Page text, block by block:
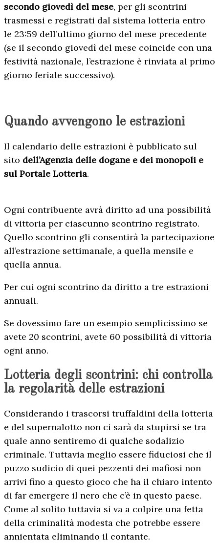
secondo giovedì del mese, per gli scontrini
trasmessi e registrati dal sistema lotteria entro
le 23:59 dell’ultimo giorno del mese precedente
(se il secondo giovedì del mese coincide con una
festività nazionale, l’estrazione è rinviata al primo
giorno feriale successivo).
Quando avvengono le estrazioni
Il calendario delle estrazioni è pubblicato sul
sito dell’Agenzia delle dogane e dei monopoli e
sul Portale Lotteria.
Ogni contribuente avrà diritto ad una possibilità
di vittoria per ciascunno scontrino registrato.
Quello scontrino gli consentirà la partecipazione
all’estrazione settimanale, a quella mensile e
quella annua.
Per cui ogni scontrino da diritto a tre estrazioni
annuali.
Se dovessimo fare un esempio semplicissimo se
avete 20 scontrini, avete 60 possibilità di vittoria
ogni anno.
Lotteria degli scontrini: chi controlla
la regolarità delle estrazioni
Considerando i trascorsi truffaldini della lotteria
e del supernalotto non ci sarà da stupirsi se tra
quale anno sentiremo di qualche sodalizio
criminale. Tuttavia meglio essere fiduciosi che il
puzzo sudicio di quei pezzenti dei mafiosi non
arrivi fino a questo gioco che ha il chiaro intento
di far emergere il nero che c’è in questo paese.
Come al solito tuttavia si va a colpire una fetta
della criminalità modesta che potrebbe essere
annientata eliminando il contante.